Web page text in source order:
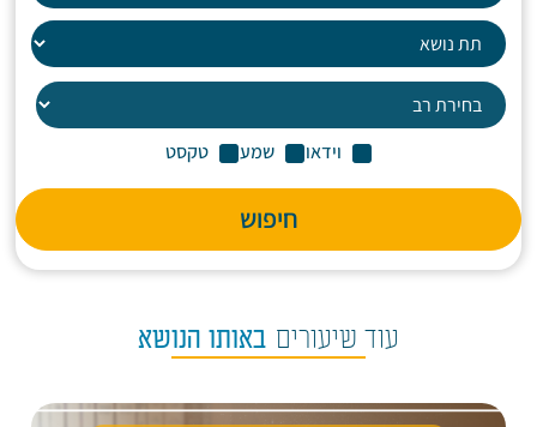
וידאו שמע טקסט
חיפוש
עוד שיעורים באותו הנושא